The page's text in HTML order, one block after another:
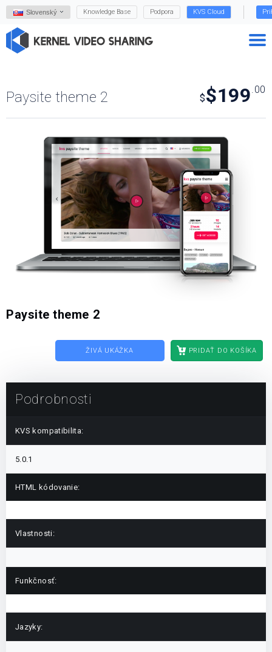
Slovenský Knowledge Base Podpora KVS Cloud
Paysite theme 2 $$199.00
Paysite theme 2
ŽIVÁ UKÁŽKA PRIDAŤ DO KOŠÍKA
Podrobnosti
KVS kompatibilita:
5.0.1
HTML kódovanie:
Vlastnosti:
Funkčnosť:
Jazyky: